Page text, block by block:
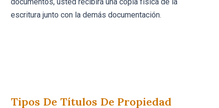
documentos, usted recibirá una copia física de la
escritura junto con la demás documentación.
Tipos De Títulos De Propiedad